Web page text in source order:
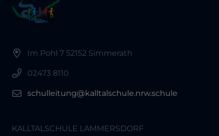
Im Pohl 7 52152 Simmerath
02473 8110
schulleitung@kalltalschule.nrw.schule
KALLTALSCHULE LAMMERSDORF